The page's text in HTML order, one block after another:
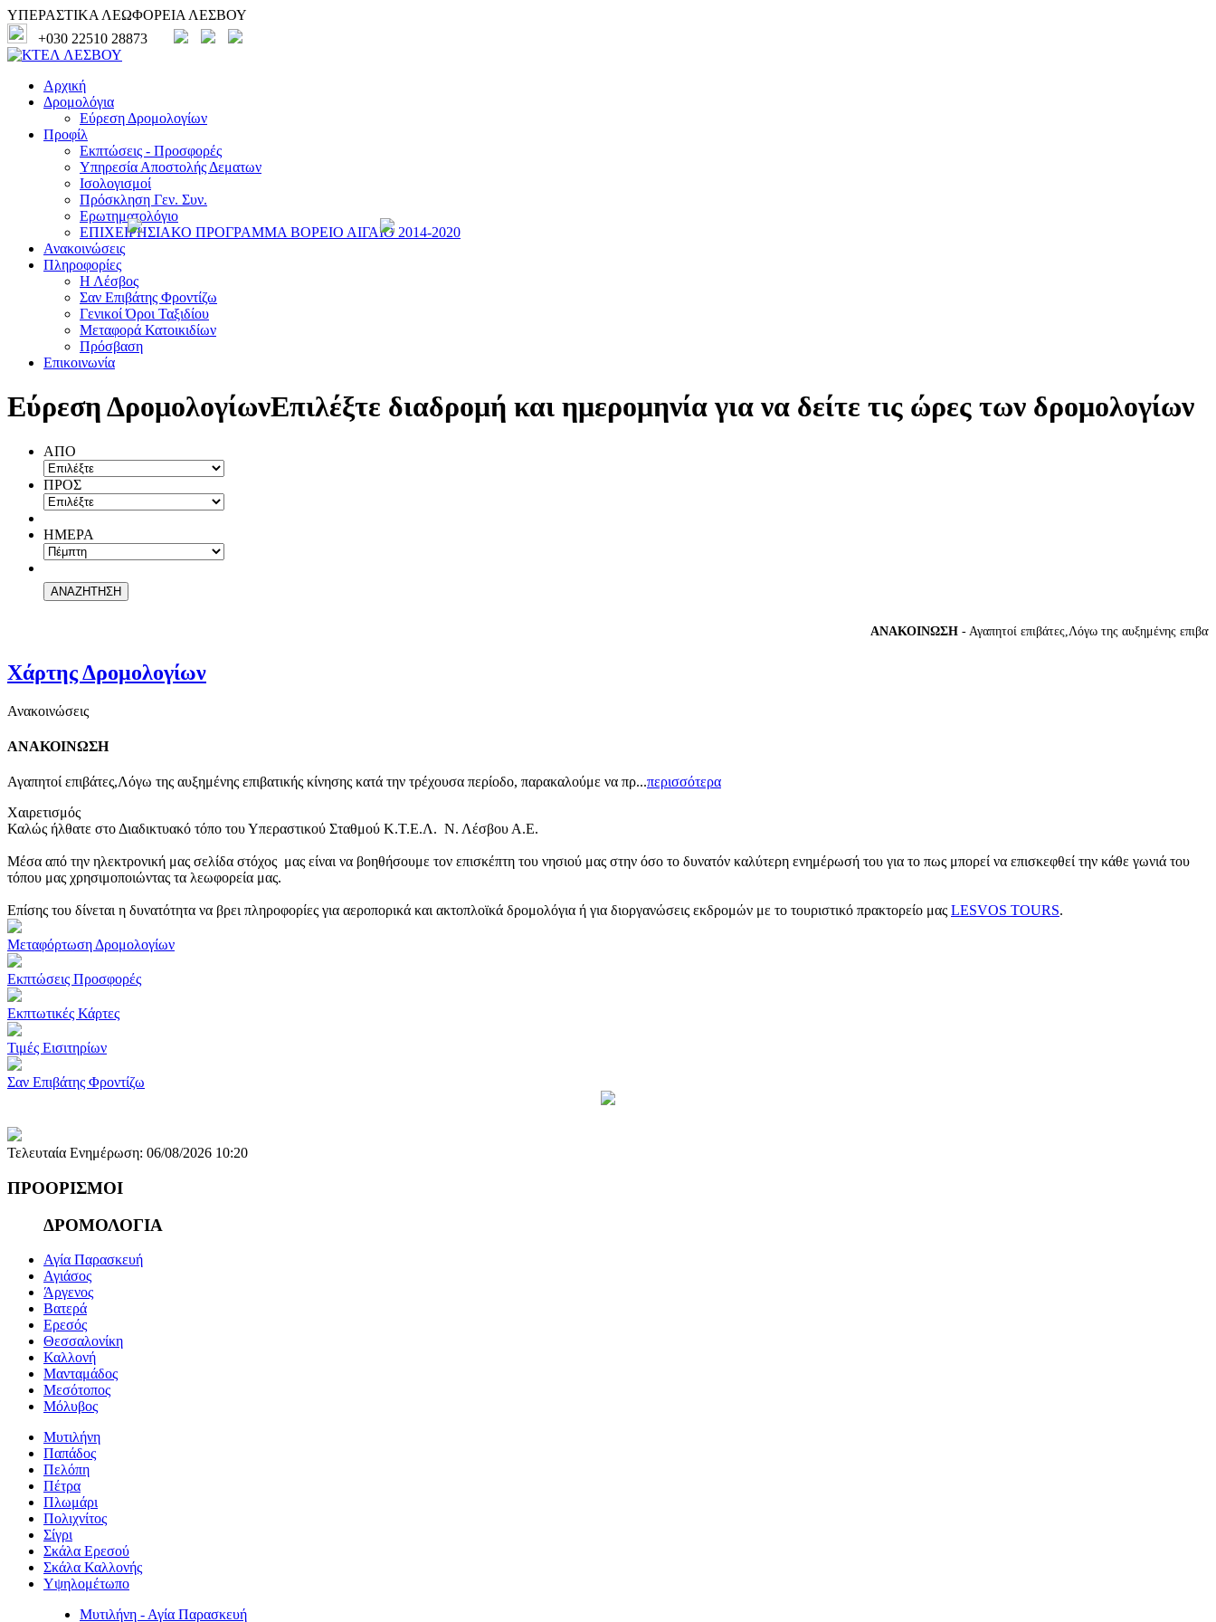
ΥΠΕΡΑΣΤΙΚΑ ΛΕΩΦΟΡΕΙΑ ΛΕΣΒΟΥ
+030 22510 28873
Αρχική
Δρομολόγια
Εύρεση Δρομολογίων
Προφίλ
Εκπτώσεις - Προσφορές
Υπηρεσία Αποστολής Δεματων
Ισολογισμοί
Πρόσκληση Γεν. Συν.
Ερωτηματολόγιο
ΕΠΙΧΕΙΡΗΣΙΑΚΟ ΠΡΟΓΡΑΜΜΑ ΒΟΡΕΙΟ ΑΙΓΑΙΟ 2014-2020
Ανακοινώσεις
Πληροφορίες
Η Λέσβος
Σαν Επιβάτης Φροντίζω
Γενικοί Όροι Ταξιδίου
Μεταφορά Κατοικιδίων
Πρόσβαση
Επικοινωνία
Εύρεση ΔρομολογίωνΕπιλέξτε διαδρομή και ημερομηνία για να δείτε τις ώρες των δρομολογίων
ΑΠΟ
ΠΡΟΣ
ΗΜΕΡΑ
ΑΝΑΚΟΙΝΩΣΗ- Αγαπητοί επιβάτες,Λόγω της αυξημένης
Χάρτης Δρομολογίων
Ανακοινώσεις
ΑΝΑΚΟΙΝΩΣΗ
Αγαπητοί επιβάτες,Λόγω της αυξημένης επιβατικής κίνησης κατά την τρέχουσα περίοδο, παρακαλούμε να πρ...περισσότερα
Χαιρετισμός
Καλώς ήλθατε στο Διαδικτυακό τόπο του Υπεραστικού Σταθμού Κ.Τ.Ε.Λ. Ν. Λέσβου Α.Ε.
Μέσα από την ηλεκτρονική μας σελίδα στόχος μας είναι να βοηθήσουμε τον επισκέπτη του νησιού μας στην όσο το δυνατόν καλύτερη ενημέρωσή του για το πως μπορεί να επισκεφθεί την κάθε γωνιά του
τόπου μας χρησιμοποιώντας τα λεωφορεία μας.
Επίσης του δίνεται η δυνατότητα να βρει πληροφορίες για αεροπορικά και ακτοπλοϊκά δρομολόγια ή για διοργανώσεις εκδρομών με το τουριστικό πρακτορείο μας LESVOS TOURS.
Μεταφόρτωση Δρομολογίων
Εκπτώσεις Προσφορές
Εκπτωτικές Κάρτες
Τιμές Εισιτηρίων
Σαν Επιβάτης Φροντίζω
Τελευταία Ενημέρωση: 06/08/2026 10:20
ΠΡΟΟΡΙΣΜΟΙ
ΔΡΟΜΟΛΟΓΙΑ
Αγία Παρασκευή
Αγιάσος
Άργενος
Βατερά
Ερεσός
Θεσσαλονίκη
Καλλονή
Μανταμάδος
Μεσότοπος
Μόλυβος
Μυτιλήνη
Παπάδος
Πελόπη
Πέτρα
Πλωμάρι
Πολιχνίτος
Σίγρι
Σκάλα Ερεσού
Σκάλα Καλλονής
Υψηλομέτωπο
Μυτιλήνη - Αγία Παρασκευή